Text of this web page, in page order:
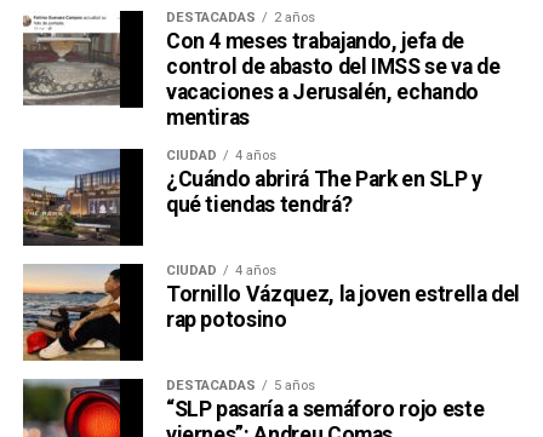
DESTACADAS 2 años
Con 4 meses trabajando, jefa de
control de abasto del IMSS se va de
vacaciones a Jerusalén, echando
mentiras
CIUDAD 4 años
¿Cuándo abrirá The Park en SLP y
qué tiendas tendrá?
CIUDAD 4 años
Tornillo Vázquez, la joven estrella del
rap potosino
DESTACADAS 5 años
“SLP pasaría a semáforo rojo este